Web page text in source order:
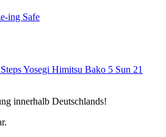
ing Safe
Himitsu Bako 5 Sun 21
innerhalb Deutschlands!